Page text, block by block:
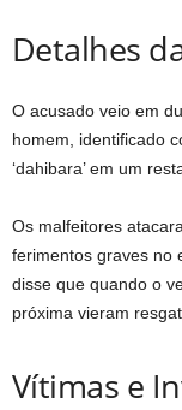
Detalhes
O acusado veio em
homem, identificado
‘dahibara’ em um
Os malfeitores
ferimentos graves no
disse que quando o
próxima vieram
Vítimas e